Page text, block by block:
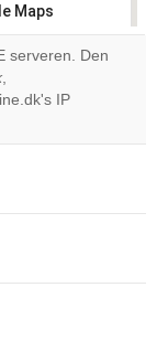
Maps
this
serveren. Den
,
IP